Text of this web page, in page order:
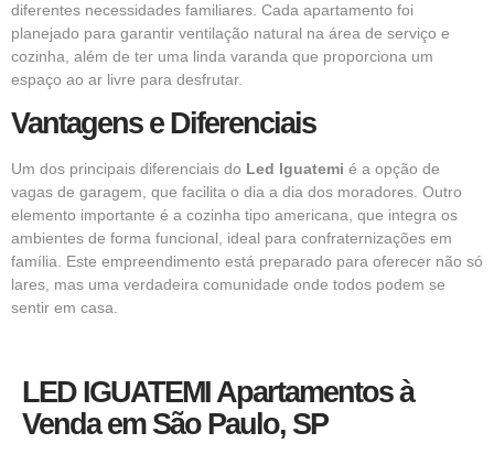
diferentes necessidades familiares. Cada apartamento foi
planejado para garantir ventilação natural na área de serviço e
cozinha, além de ter uma linda varanda que proporciona um
espaço ao ar livre para desfrutar.
Vantagens e Diferenciais
Um dos principais diferenciais do Led Iguatemi é a opção de
vagas de garagem, que facilita o dia a dia dos moradores. Outro
elemento importante é a cozinha tipo americana, que integra os
ambientes de forma funcional, ideal para confraternizações em
família. Este empreendimento está preparado para oferecer não só
lares, mas uma verdadeira comunidade onde todos podem se
sentir em casa.
LED IGUATEMI Apartamentos à
Venda em São Paulo, SP